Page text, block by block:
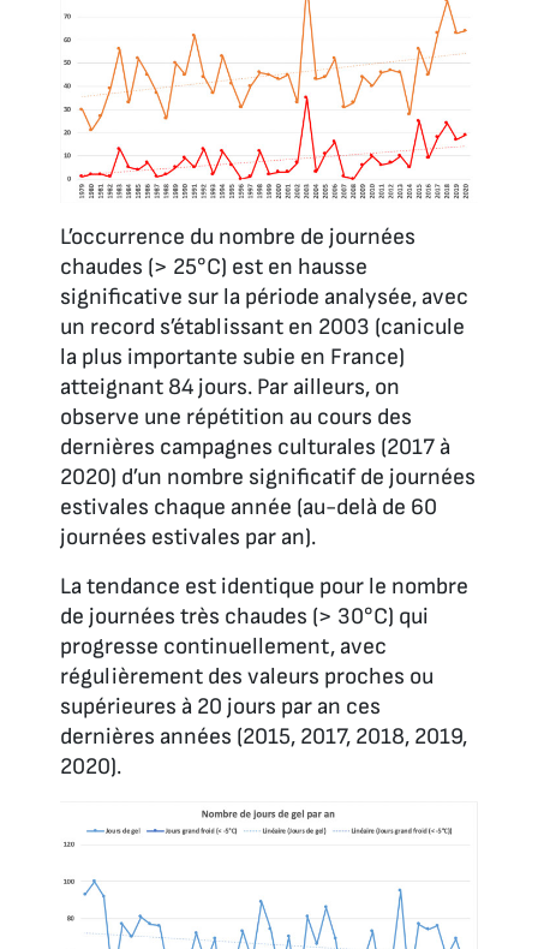
L’occurrence du nombre de journées
chaudes (> 25°C) est en hausse
significative sur la période analysée, avec
un record s’établissant en 2003 (canicule
la plus importante subie en France)
atteignant 84 jours. Par ailleurs, on
observe une répétition au cours des
dernières campagnes culturales (2017 à
2020) d’un nombre significatif de journées
estivales chaque année (au-delà de 60
journées estivales par an).
La tendance est identique pour le nombre
de journées très chaudes (> 30°C) qui
progresse continuellement, avec
régulièrement des valeurs proches ou
supérieures à 20 jours par an ces
dernières années (2015, 2017, 2018, 2019,
2020).